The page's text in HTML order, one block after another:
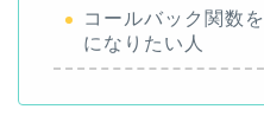
コールバック関数
になりたい人